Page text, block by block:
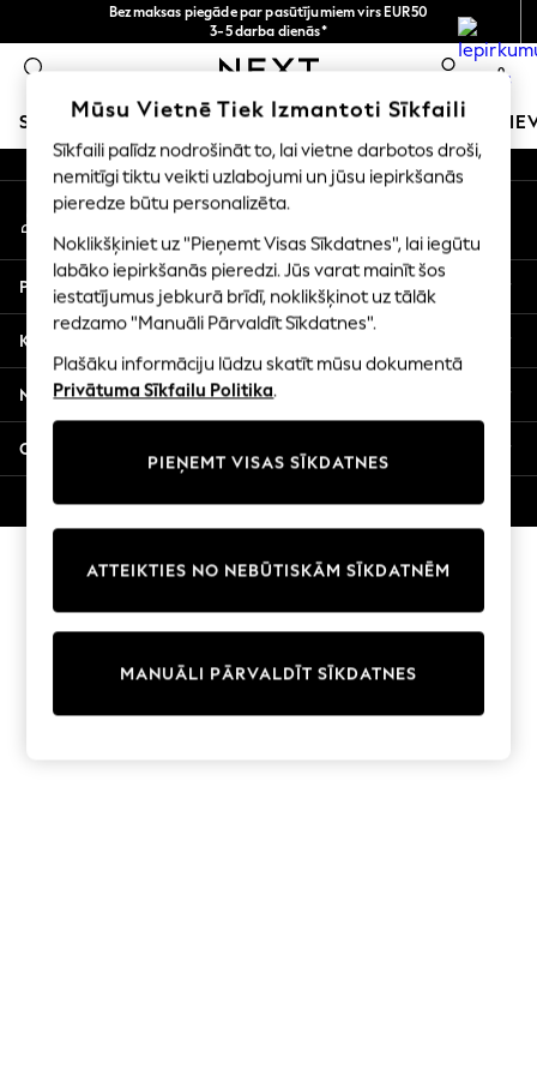
Bezmaksas piegāde par pasūtījumiem virs EUR50
3-5 darba dienās*
Tagad jūs varat
iepirkties latviešu valodā!
0
SKOLAS APĢĒRBS MEITENES ZĒNI MAZULIS
SCHOOLWEAR
All Boys Schoolwear
Shoes
Trousers
Shorts
Shirts
Polo Shirts
Sweatshirts & Jumpers
Multipacks
All Boys Sport & Swimwear
Swimwear
Tops
Joggers
An error occurred on client
Mūsu sociālie tīkli
Mans konts
Pierakstieties savā kontā
Palīdzība
Konfidencialitāte un juridiskā informācija
Nodaļas
Citi pakalpojumi
© 2026 Next Germany GmbH. Visas tiesības aizsargātas.
Mūsu Vietnē Tiek Izmantoti Sīkfaili
Sīkfaili palīdz nodrošināt to, lai vietne darbotos droši,
nemitīgi tiktu veikti uzlabojumi un jūsu iepirkšanās
pieredze būtu personalizēta.
Noklikšķiniet uz "Pieņemt Visas Sīkdatnes", lai iegūtu
labāko iepirkšanās pieredzi. Jūs varat mainīt šos
iestatījumus jebkurā brīdī, noklikšķinot uz tālāk
redzamo "Manuāli Pārvaldīt Sīkdatnes".
Plašāku informāciju lūdzu skatīt mūsu dokumentā
Privātuma Sīkfailu Politika.
PIEŅEMT VISAS SĪKDATNES
MANUĀLI PĀRVALDĪT SĪKDATNES
ATTEIKTIES NO NEBŪTISKĀM SĪKDATNĒM